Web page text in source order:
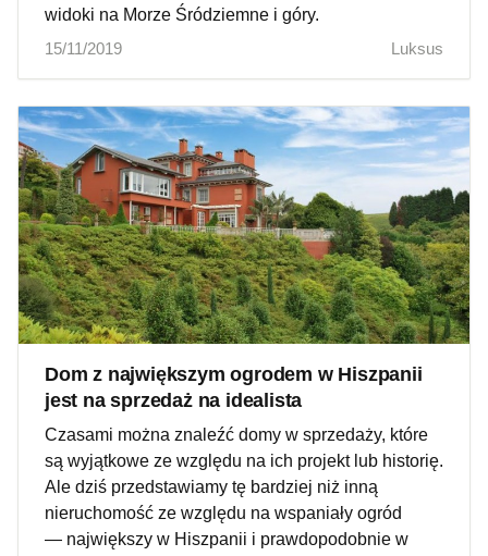
widoki na Morze Śródziemne i góry.
15/11/2019
Luksus
Dom z największym ogrodem w Hiszpanii
jest na sprzedaż na idealista
Czasami można znaleźć domy w sprzedaży, które
są wyjątkowe ze względu na ich projekt lub historię.
Ale dziś przedstawiamy tę bardziej niż inną
nieruchomość ze względu na wspaniały ogród
— największy w Hiszpanii i prawdopodobnie w